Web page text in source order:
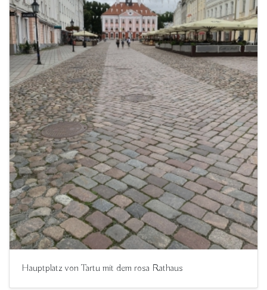
Hauptplatz von Tartu mit dem rosa Rathaus